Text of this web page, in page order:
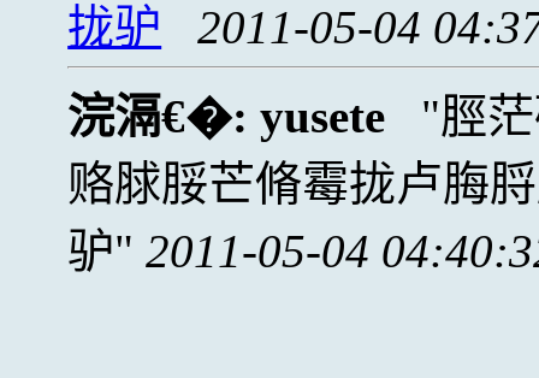
拢驴
2011-05-04
浣滆€�:yusete
脛
赂脙脮芒脩霉拢卢脢
驴
2011-05-04